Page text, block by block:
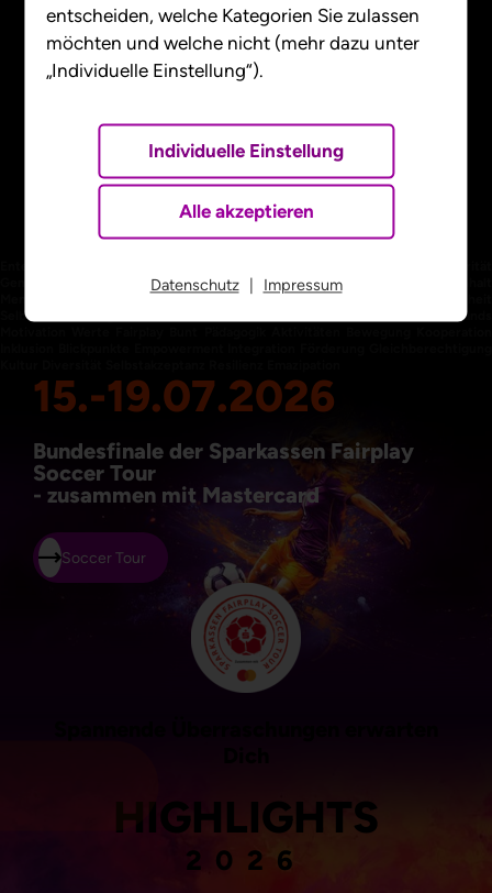
Gemeinsamkeit Bildung Selbsterfahrung Wissen Lebenswege Zusammenhalt
Menschen Teamwork Engagement Energie Weltoffenheit Chancengleicheit
Selbstbestimmung Teilhabe Miteinander Menschenrechte Shakehands
15.-19.07.2026
Bundesfinale der Sparkassen Fairplay
Soccer Tour
- zusammen mit Mastercard
Soccer Tour
HIGHLIGHTS
2026
entscheiden, welche Kategorien Sie zulassen
möchten und welche nicht (mehr dazu unter
„Individuelle Einstellung“).
Individuelle Einstellung
Alle akzeptieren
Datenschutz Impressum